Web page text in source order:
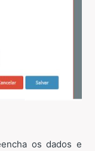
os dados e